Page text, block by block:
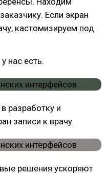
Если экран
кастомизируем под
нас есть.
разработку и
записи к врачу.
решения ускоряют